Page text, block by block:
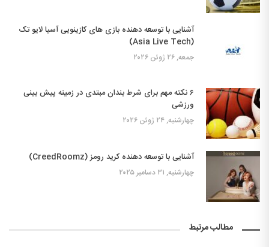
آشنایی با توسعه دهنده بازی های کازینویی آسیا لایو تک
(Asia Live Tech)
جمعه, ۲۶ ژوئن ۲۰۲۶
۶ نکته مهم برای شرط بندان مبتدی در زمینه پیش بینی
ورزشی
چهارشنبه, ۲۴ ژوئن ۲۰۲۶
آشنایی با توسعه دهنده کرید رومز (CreedRoomz)
چهارشنبه, ۳۱ دسامبر ۲۰۲۵
مطالب مرتبط